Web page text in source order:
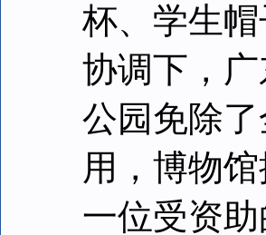
杯、学生
协调下，
公园免除
用，博物
一位受资